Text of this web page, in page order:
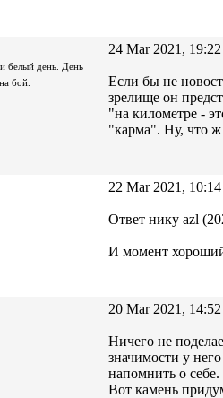
белый день. День
бой.
24 Mar 2021, 19:22
Если бы не
зрелище он
"на километре -
"карма". Ну, что
22 Mar 2021, 10:14
Ответ нику azl
И момент
20 Mar 2021, 14:52
Ничего не
значимости у
напомнить о
Вот камень